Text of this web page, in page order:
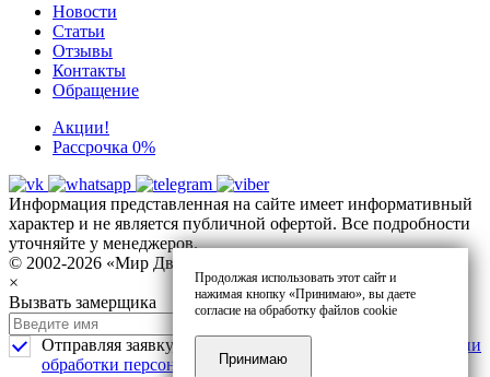
Новости
Статьи
Отзывы
Контакты
Обращение
Акции!
Рассрочка 0%
Информация представленная на сайте имеет информативный
характер и не является публичной офертой. Все подробности
уточняйте у менеджеров.
© 2002-2026 «Мир Дверей» ул. Танкистов 8
×
Вызвать замерщика
Отправляя заявку, я соглашаюсь с
политикой в отношении
обработки персональных данных
Продолжая использовать этот сайт и
нажимая кнопку «Принимаю», вы даете
согласие на обработку файлов cookie
Принимаю